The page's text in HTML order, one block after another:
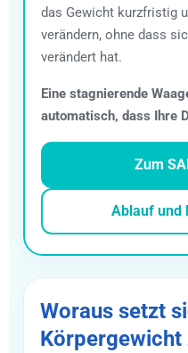
das Gewicht kurzfristig
verändern, ohne dass
verändert hat.
Eine stagnierende
automatisch, dass Ihre
Zum
Ablauf und
Woraus setzt
Körpergewicht